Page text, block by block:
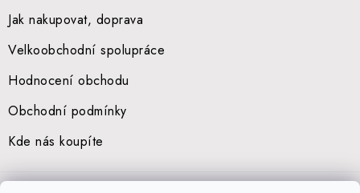
Jak nakupovat, doprava
Velkoobchodní spolupráce
Hodnocení obchodu
Obchodní podmínky
Kde nás koupíte